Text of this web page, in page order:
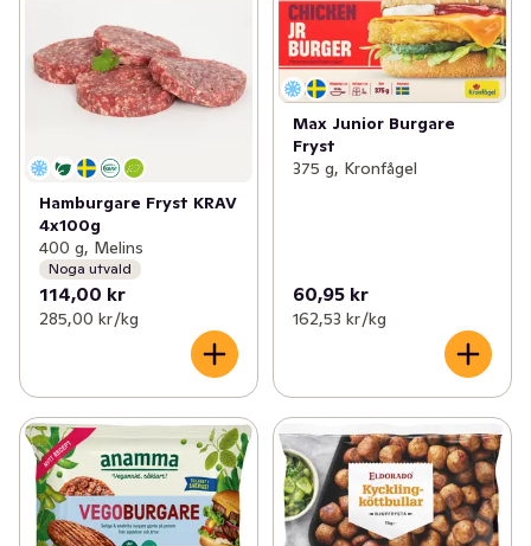
Hamburgare Fryst KRAV
4x100g
400 g, Melins
Noga utvald
114,00 kr
285,00 kr /kg
Max Junior Burgare
Fryst
375 g, Kronfågel
60,95 kr
162,53 kr /kg